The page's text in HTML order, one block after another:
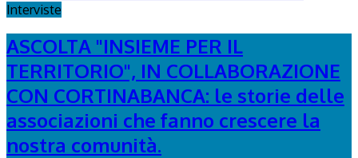
Interviste
ASCOLTA "INSIEME PER IL
TERRITORIO", IN COLLABORAZIONE
CON CORTINABANCA: le storie delle
associazioni che fanno crescere la
nostra comunità.